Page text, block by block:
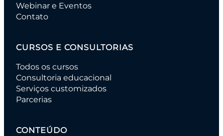
Webinar e Eventos
Contato
CURSOS E CONSULTORIAS
Todos os cursos
Consultoria educacional
Serviços customizados
Parcerias
CONTEÚDO